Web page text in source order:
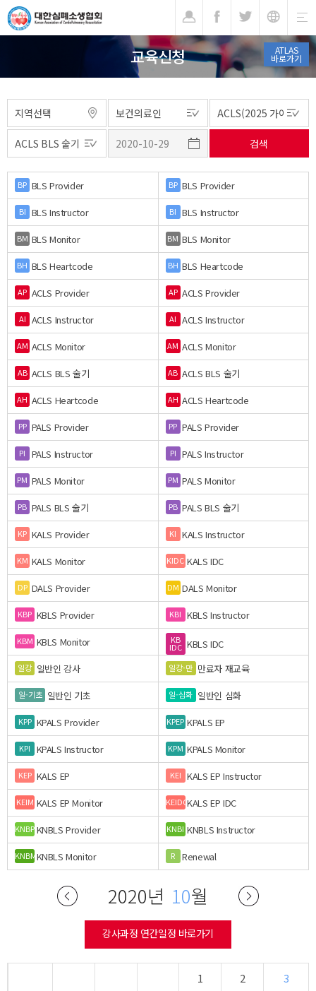
ATLAS
바로가기
교육신청
BP BLS Provider BP BLS Provider
BI BLS Instructor BI BLS Instructor
BM BLS Monitor BM BLS Monitor
BH BLS Heartcode BH BLS Heartcode
AP ACLS Provider AP ACLS Provider
AI ACLS Instructor AI ACLS Instructor
AM ACLS Monitor AM ACLS Monitor
AB ACLS BLS 술기 AB ACLS BLS 술기
AH ACLS Heartcode AH ACLS Heartcode
PP PALS Provider PP PALS Provider
PI PALS Instructor PI PALS Instructor
PM PALS Monitor PM PALS Monitor
PB PALS BLS 술기 PB PALS BLS 술기
KP KALS Provider KI KALS Instructor
KM KALS Monitor KIDC KALS IDC
DP DALS Provider DM DALS Monitor
KBP KBLS Provider KBI KBLS Instructor
KBM KBLS Monitor KB
IDC KBLS IDC
일강 일반인 강사 일강-만 만료자 재교육
일-기초 일반인 기초 일-심화 일반인 심화
KPP KPALS Provider KPEP KPALS EP
KPI KPALS Instructor KPM KPALS Monitor
KEP KALS EP KEI KALS EP Instructor
KEIM KALS EP Monitor KEIDCKALS EP IDC
KNBPKNBLS Provider KNBI KNBLS Instructor
KNBMKNBLS Monitor R Renewal
2020년 10월
강사과정 연간일정 바로가기
1 2
3